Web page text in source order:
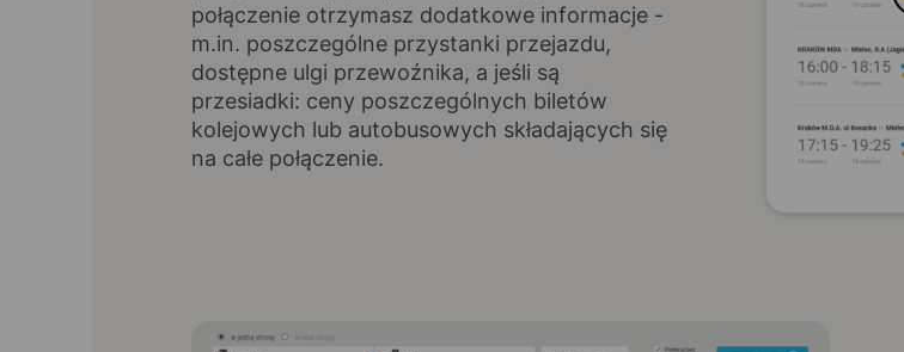
połączenie otrzymasz dodatkowe informacje -
m.in. poszczególne przystanki przejazdu,
dostępne ulgi przewoźnika, a jeśli są
przesiadki: ceny poszczególnych biletów
kolejowych lub autobusowych składających się
na całe połączenie.